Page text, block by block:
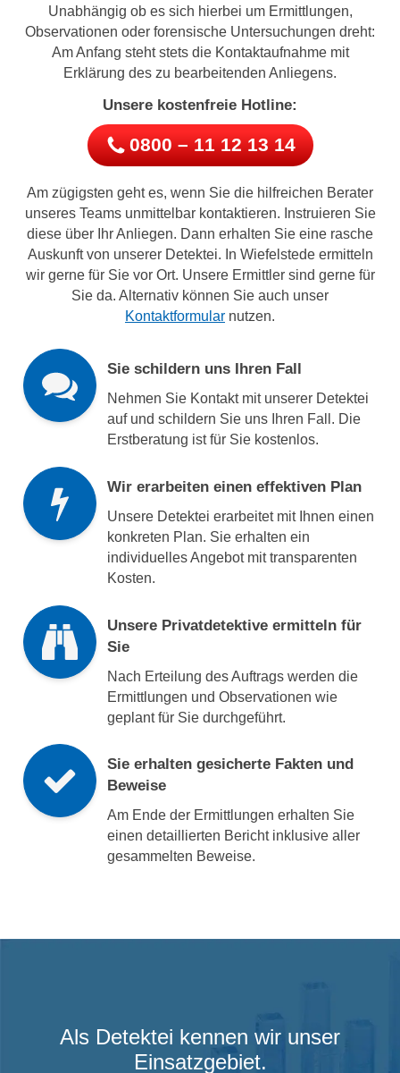
Unabhängig ob es sich hierbei um Ermittlungen,
Observationen oder forensische Untersuchungen dreht:
Am Anfang steht stets die Kontaktaufnahme mit
Erklärung des zu bearbeitenden Anliegens.
Unsere kostenfreie Hotline:
0800 – 11 12 13 14
Am zügigsten geht es, wenn Sie die hilfreichen Berater
unseres Teams unmittelbar kontaktieren. Instruieren Sie
diese über Ihr Anliegen. Dann erhalten Sie eine rasche
Auskunft von unserer Detektei. In Wiefelstede ermitteln
wir gerne für Sie vor Ort. Unsere Ermittler sind gerne für
Sie da. Alternativ können Sie auch unser
Kontaktformular nutzen.
Sie schildern uns Ihren Fall
Nehmen Sie Kontakt mit unserer Detektei
auf und schildern Sie uns Ihren Fall. Die
Erstberatung ist für Sie kostenlos.
Wir erarbeiten einen effektiven Plan
Unsere Detektei erarbeitet mit Ihnen einen
konkreten Plan. Sie erhalten ein
individuelles Angebot mit transparenten
Kosten.
Unsere Privatdetektive ermitteln für
Sie
Nach Erteilung des Auftrags werden die
Ermittlungen und Observationen wie
geplant für Sie durchgeführt.
Sie erhalten gesicherte Fakten und
Beweise
Am Ende der Ermittlungen erhalten Sie
einen detaillierten Bericht inklusive aller
gesammelten Beweise.
Als Detektei kennen wir unser
Einsatzgebiet.